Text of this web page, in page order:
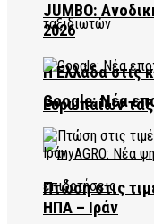
Η Ελλάδα στις
Ευρωπαίων
JUMBO:
2026
Google: Νέα
Πτώση στις
ΗΠΑ – Ιράν